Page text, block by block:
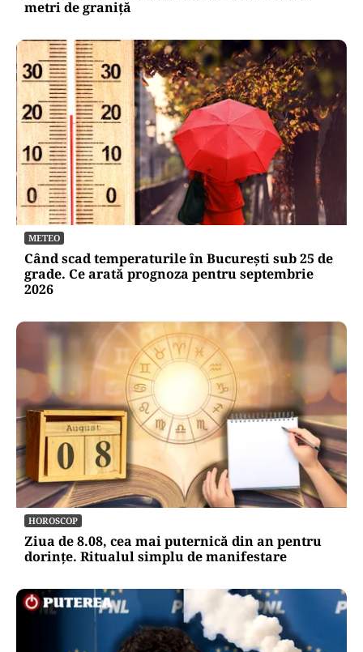
metri de graniţă
METEO
Când scad temperaturile în București sub 25 de
grade. Ce arată prognoza pentru septembrie
2026
HOROSCOP
Ziua de 8.08, cea mai puternică din an pentru
dorințe. Ritualul simplu de manifestare